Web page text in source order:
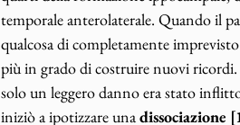
temporale anterolaterale. Quando il
qualcosa di completamente
più in grado di costruire nuovi
solo un leggero danno era stato
iniziò a ipotizzare una dissociazione